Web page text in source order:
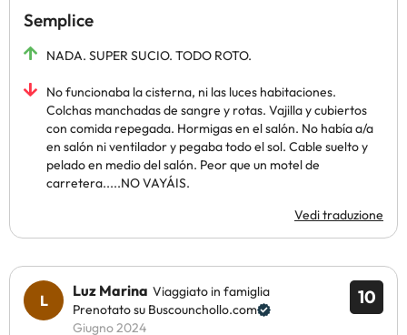
Semplice
NADA. SUPER SUCIO. TODO ROTO.
No funcionaba la cisterna, ni las luces habitaciones.
Colchas manchadas de sangre y rotas. Vajilla y cubiertos
con comida repegada. Hormigas en el salón. No había a/a
en salón ni ventilador y pegaba todo el sol. Cable suelto y
pelado en medio del salón. Peor que un motel de
carretera.....NO VAYÁIS.
Vedi traduzione
10
Luz Marina Viaggiato in famiglia
Prenotato su Buscounchollo.com
Giugno 2024